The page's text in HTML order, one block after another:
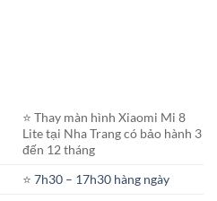
⭐️ Thay màn hình Xiaomi Mi 8
Lite tại Nha Trang có bảo hành 3
đến 12 tháng
⭐️7h30 – 17h30 hàng ngày